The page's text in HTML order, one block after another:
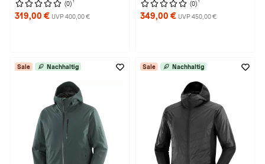
(0) 1
319,00 € UVP 400,00 €
(0) 1
349,00 € UVP 450,00 €
Sale Nachhaltig Sale Nachhaltig